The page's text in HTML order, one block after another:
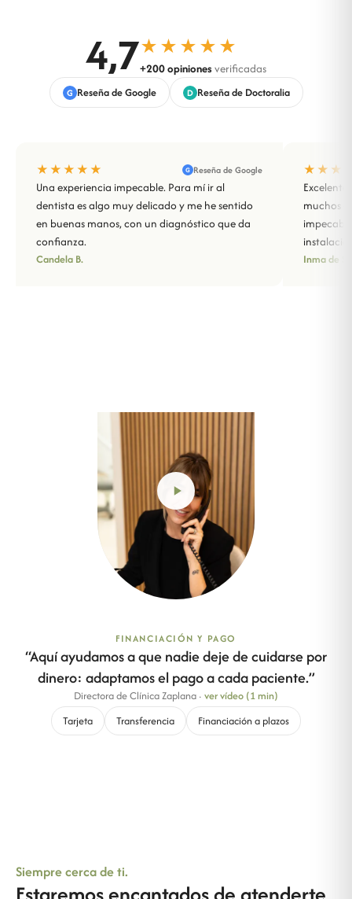
4,7★★★★★
+200 opiniones verificadas
G Reseña de Google D Reseña de Doctoralia
★★★★★ G Reseña de Google
Una experiencia impecable. Para mí ir al
dentista es algo muy delicado y me he sentido
en buenas manos, con un diagnóstico que da
confianza.
Candela B.
muchos
Inma de
FINANCIACIÓN Y PAGO
“Aquí ayudamos a que nadie deje de cuidarse por
dinero: adaptamos el pago a cada paciente.”
Directora de Clínica Zaplana · ver vídeo (1 min)
Tarjeta
Transferencia Financiación a plazos
Siempre cerca de ti.